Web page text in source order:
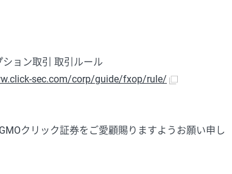
ョン取引 取引ルール
sec.com/corp/guide/fxop/rule/
クリック証券をご愛顧賜りますようお願い申し